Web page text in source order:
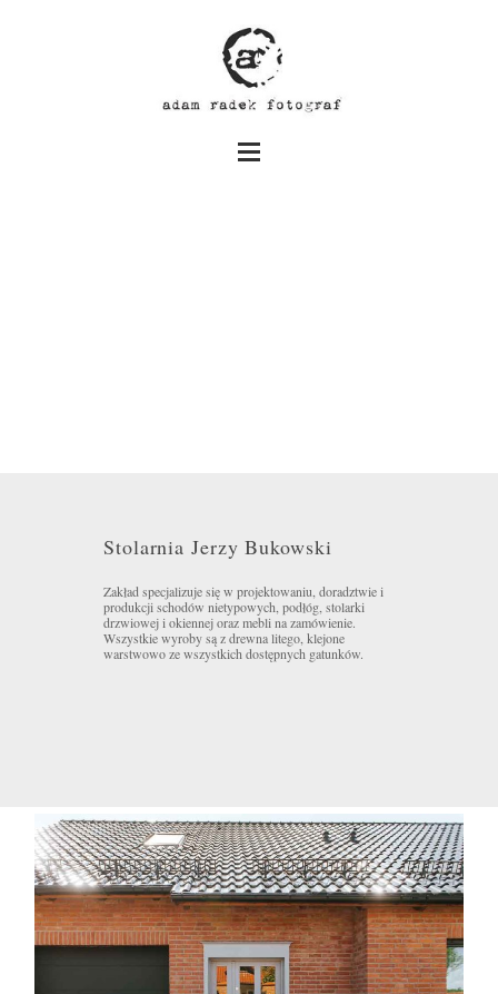
Stolarnia Jerzy Bukowski
Zakład specjalizuje się w projektowaniu, doradztwie i
produkcji schodów nietypowych, podłóg, stolarki
drzwiowej i okiennej oraz mebli na zamówienie.
Wszystkie wyroby są z drewna litego, klejone
warstwowo ze wszystkich dostępnych gatunków.